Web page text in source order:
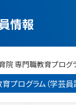
情報
院 専門職教育プログ
プログラム（学芸員